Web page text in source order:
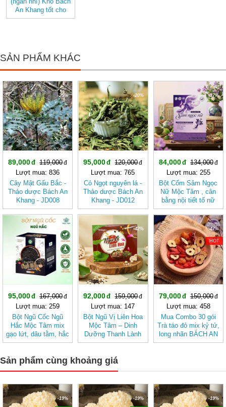
An Khang tốt cho
sức khỏe
SẢN PHẨM KHÁC
-25%
89,000
119,000
Lượt mua: 836
Cây Mật Gấu Bắc -
Thảo dược Bách An
Khang - JD008
caymatgaubac
-20%
95,000
120,000
Lượt mua: 765
Cỏ Ngọt nguyên lá -
Thảo dược Bách An
Khang - JD012
congotnguyenla
-37%
84,000
134,000
Lượt mua: 255
Bột Cốm Sâm Ngọc
Nữ Mộc Tâm , cân
bằng nội tiết tố nữ
95,000
167,000
Lượt mua: 259
Bột Ngũ Cốc Ngũ
Hắc Mộc Tâm mix
gạo lứt, dâu tằm, hắc
kỷ tử, mè đen, đậu
-42%
92,000
159,000
Lượt mua: 147
Bột Ngũ Vị Liên Hoa
Mộc Tâm – Dinh
Dưỡng Thanh Lành
Từ Gạo Lứt Và Hạt
-47%
HOT
79,000
150,000
Lượt mua: 458
Mua Combo 30 gói
Trà táo đỏ mix kỷ tử,
long nhãn BÁCH AN
KHANG - Trà Thảo
Sản phẩm cùng khoảng giá
-19% -19% -19%